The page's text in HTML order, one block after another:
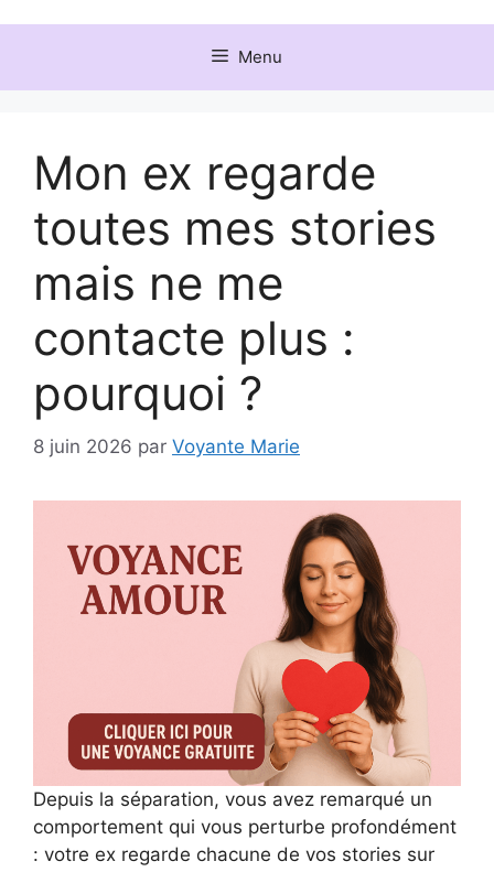
Menu
Mon ex regarde
toutes mes stories
mais ne me
contacte plus :
pourquoi ?
8 juin 2026 par Voyante Marie
Depuis la séparation, vous avez remarqué un
comportement qui vous perturbe profondément
: votre ex regarde chacune de vos stories sur